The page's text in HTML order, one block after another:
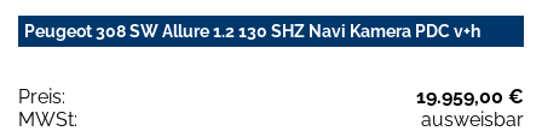
Peugeot 308 SW Allure 1.2 130 SHZ Navi Kamera PDC v+h
Preis:
19.959,00 €
MWSt:
ausweisbar